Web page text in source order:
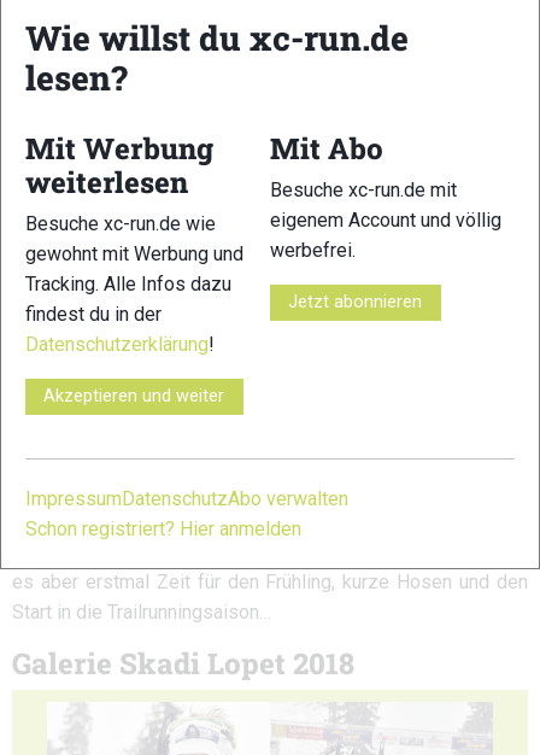
Das Ding ist im Kasten: Skadi Loppet Arberland, Skating Jet © Felgenhauer /
xc-ski.de
Fazit
letzten 90 Tagen fast 400 Kilometer und 30 Stunden auf
ist das Ziel“ hat mir dabei die Vorbereitung auf den Skadi
Loppet meist mehr Spaß gemacht als das Rennen selbst. Die
Faszination Skilanglauf hat mich mächtig gepackt und ich
es aber erstmal Zeit für den Frühling, kurze Hosen und den
Start in die Trailrunningsaison…
Galerie Skadi Lopet 2018
Wie willst du xc-run.de
lesen?
Mit Werbung
weiterlesen
Besuche xc-run.de wie
gewohnt mit Werbung und
Tracking. Alle Infos dazu
findest du in der
Datenschutzerklärung!
Akzeptieren und weiter
Mit Abo
Besuche xc-run.de mit
eigenem Account und völlig
werbefrei.
Jetzt abonnieren
Impressum DatenschutzAbo verwalten
Schon registriert? Hier anmelden